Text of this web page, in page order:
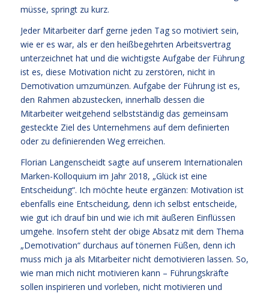
müsse, springt zu kurz.
Jeder Mitarbeiter darf gerne jeden Tag so motiviert sein,
wie er es war, als er den heißbegehrten Arbeitsvertrag
unterzeichnet hat und die wichtigste Aufgabe der Führung
ist es, diese Motivation nicht zu zerstören, nicht in
Demotivation umzumünzen. Aufgabe der Führung ist es,
den Rahmen abzustecken, innerhalb dessen die
Mitarbeiter weitgehend selbstständig das gemeinsam
gesteckte Ziel des Unternehmens auf dem definierten
oder zu definierenden Weg erreichen.
Florian Langenscheidt sagte auf unserem Internationalen
Marken-Kolloquium im Jahr 2018, „Glück ist eine
Entscheidung“. Ich möchte heute ergänzen: Motivation ist
ebenfalls eine Entscheidung, denn ich selbst entscheide,
wie gut ich drauf bin und wie ich mit äußeren Einflüssen
umgehe. Insofern steht der obige Absatz mit dem Thema
„Demotivation“ durchaus auf tönernen Füßen, denn ich
muss mich ja als Mitarbeiter nicht demotivieren lassen. So,
wie man mich nicht motivieren kann – Führungskräfte
sollen inspirieren und vorleben, nicht motivieren und